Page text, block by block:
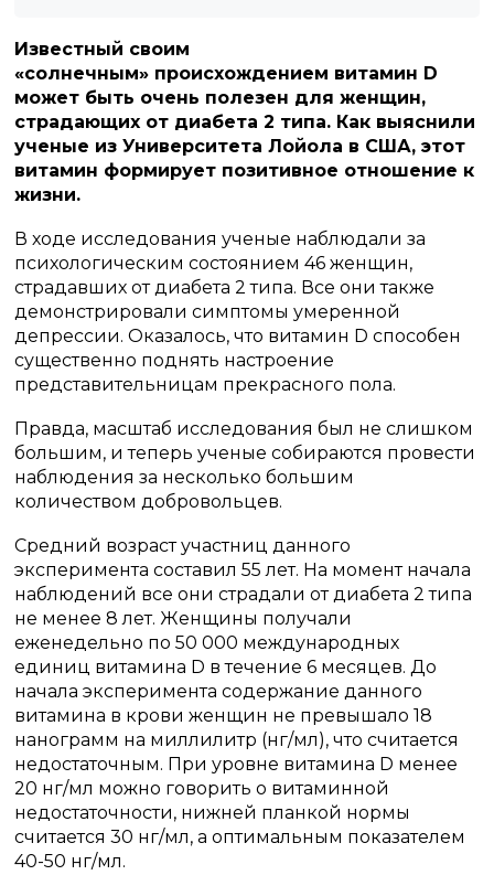
Известный своим
«солнечным» происхождением витамин D
может быть очень полезен для женщин,
страдающих от диабета 2 типа. Как выяснили
ученые из Университета Лойола в США, этот
витамин формирует позитивное отношение к
жизни.
В ходе исследования ученые наблюдали за
психологическим состоянием 46 женщин,
страдавших от диабета 2 типа. Все они также
демонстрировали симптомы умеренной
депрессии. Оказалось, что витамин D способен
существенно поднять настроение
представительницам прекрасного пола.
Правда, масштаб исследования был не слишком
большим, и теперь ученые собираются провести
наблюдения за несколько большим
количеством добровольцев.
Средний возраст участниц данного
эксперимента составил 55 лет. На момент начала
наблюдений все они страдали от диабета 2 типа
не менее 8 лет. Женщины получали
еженедельно по 50 000 международных
единиц витамина D в течение 6 месяцев. До
начала эксперимента содержание данного
витамина в крови женщин не превышало 18
нанограмм на миллилитр (нг/мл), что считается
недостаточным. При уровне витамина D менее
20 нг/мл можно говорить о витаминной
недостаточности, нижней планкой нормы
считается 30 нг/мл, а оптимальным показателем
40-50 нг/мл.